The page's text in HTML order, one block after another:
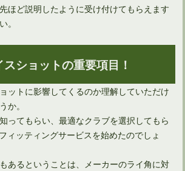
ほど説明したように受け付けてもらえます
。
ショットの重要項目！
ットに影響してくるのか理解していただけ
か。
ってもらい、最適なクラブを選択してもら
ィッティングサービスを始めたのでしょ
あるということは、メーカーのライ角に対